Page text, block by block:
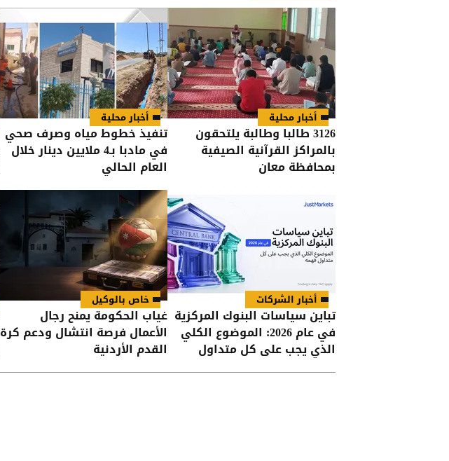
أخبار محلية
3126 طالبا وطالبة يلتحقون
بالمراكز القرآنية الصيفية
بمحافظة معان
أخبار محلية
تنفيذ خطوط مياه وصرف صحي
في مادبا بـ4 ملايين دينار خلال
العام الحالي
أخبار الشركات
تباين سياسات البنوك المركزية
في عام 2026: الموضوع الكلي
الذي يجب على كل متداول
خاص بالوكيل
غياب الحكومة يمنح رجال
الأعمال فرصة انتشال ودعم كرة
القدم الأردنية